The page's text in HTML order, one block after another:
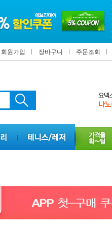
회원가입 장바구니 주문조회